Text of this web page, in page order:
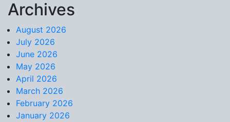
Skip to content
Archives
August 2026
July 2026
June 2026
May 2026
April 2026
March 2026
February 2026
January 2026